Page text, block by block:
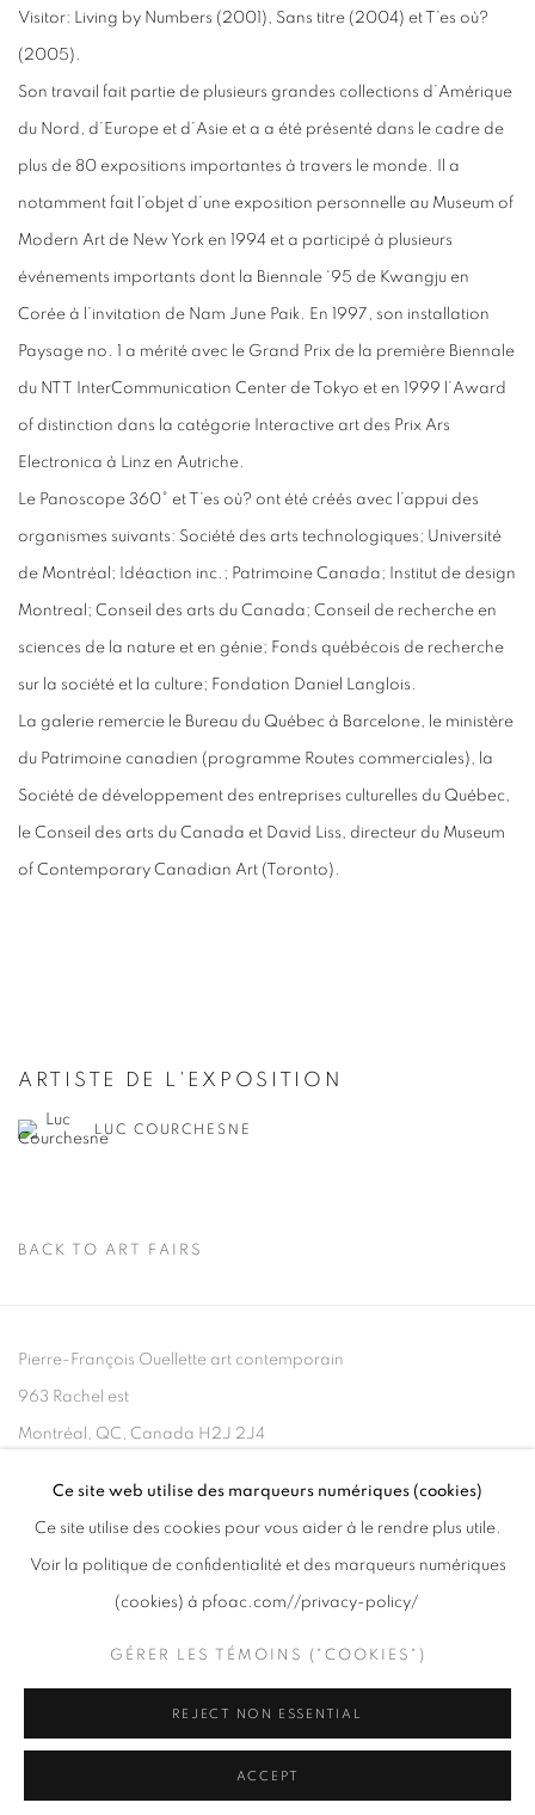
Visitor: Living by Numbers (2001), Sans titre (2004) et T’es où?
(2005).
Son travail fait partie de plusieurs grandes collections d’Amérique
du Nord, d’Europe et d’Asie et a a été présenté dans le cadre de
plus de 80 expositions importantes à travers le monde. Il a
notamment fait l’objet d’une exposition personnelle au Museum of
Modern Art de New York en 1994 et a participé à plusieurs
événements importants dont la Biennale ‘95 de Kwangju en
Corée à l’invitation de Nam June Paik. En 1997, son installation
Paysage no. 1 a mérité avec le Grand Prix de la première Biennale
du NTT InterCommunication Center de Tokyo et en 1999 l’Award
of distinction dans la catégorie Interactive art des Prix Ars
Electronica à Linz en Autriche.
Le Panoscope 360° et T’es où? ont été créés avec l’appui des
organismes suivants: Société des arts technologiques; Université
de Montréal; Idéaction inc.; Patrimoine Canada; Institut de design
Montreal; Conseil des arts du Canada; Conseil de recherche en
sciences de la nature et en génie; Fonds québécois de recherche
sur la société et la culture; Fondation Daniel Langlois.
La galerie remercie le Bureau du Québec à Barcelone, le ministère
du Patrimoine canadien (programme Routes commerciales), la
Société de développement des entreprises culturelles du Québec,
le Conseil des arts du Canada et David Liss, directeur du Museum
of Contemporary Canadian Art (Toronto).
ARTISTE DE L'EXPOSITION
LUC COURCHESNE
BACK TO ART FAIRS
Pierre-François Ouellette art contemporain
963 Rachel est
Montréal, QC, Canada H2J 2J4
+1 (514) 395-6032
info@pfoac.com
GÉRER LES TÉMOINS ("COOKIES")
COPYRIGHT © 2020 PFOAC SITE BY ARTLOGIC
Ce site web utilise des marqueurs numériques (cookies)
Ce site utilise des cookies pour vous aider à le rendre plus utile.
Voir la politique de confidentialité et des marqueurs numériques
(cookies) à pfoac.com//privacy-policy/
GÉRER LES TÉMOINS ("COOKIES")
REJECT NON ESSENTIAL
ACCEPT